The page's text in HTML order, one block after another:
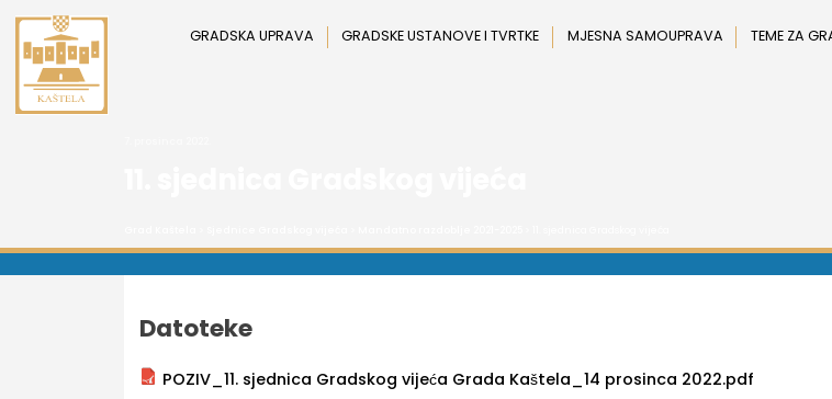
Preskoči
sadržaj
GRADSKA UPRAVA GRADSKE USTANOVE I TVRTKE MJESNA SAMOUPRAVA TEME ZA
Datoteke
POZIV_11. sjednica Gradskog vijeća Grada Kaštela_14 prosinca 2022.pdf